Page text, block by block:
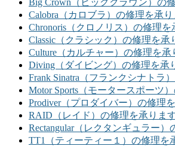
Calobra（カロブラ）の修理を承り
Chronoris（クロノリス）の修理を
Classic（クラシック）の修理を承
Culture（カルチャー）の修理を承
Diving（ダイビング）の修理を承
Frank Sinatra（フランクシナトラ
Motor Sports（モータースポーツ
Prodiver（プロダイバー）の修理
RAID（レイド）の修理を承りま
Rectangular（レクタンギュラー）
TT1（ティーティー１）の修理を